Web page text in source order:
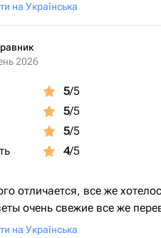
на Українська
2026
5/5
5/5
5/5
4/5
отличается, все же
очень свежие все же
на Українська